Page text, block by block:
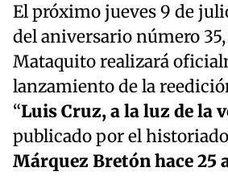
El próximo jueves 9 de
del aniversario número
Mataquito realizará
lanzamiento de la
“Luis Cruz, a la luz de la
publicado por el
Márquez Bretón hace 25